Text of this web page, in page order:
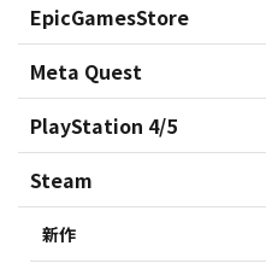
EpicGamesStore
Meta Quest
PlayStation 4/5
Steam
新作